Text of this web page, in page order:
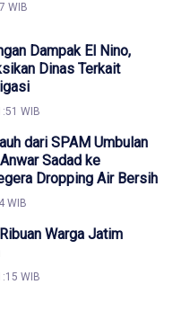
WIB
Dampak El Nino,
Dinas Terkait
WIB
dari SPAM Umbulan
Sadad ke
Dropping Air Bersih
WIB
Warga Jatim
WIB